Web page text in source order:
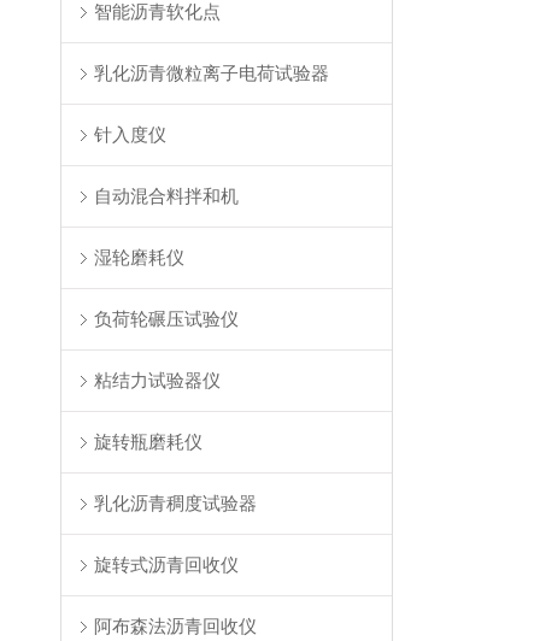
智能沥青软化点
乳化沥青微粒离子电荷试验器
针入度仪
自动混合料拌和机
湿轮磨耗仪
负荷轮碾压试验仪
粘结力试验器仪
旋转瓶磨耗仪
乳化沥青稠度试验器
旋转式沥青回收仪
阿布森法沥青回收仪